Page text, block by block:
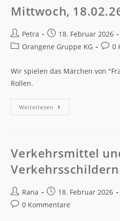
Mittwoch,
Petra
18. Februar 2026
Orangene Gruppe KG
0
Wir spielen das Märchen von
Rollen.
Weiterlesen
Verkehrsmittel
Rana 18. Februar 2026
0 Kommentare